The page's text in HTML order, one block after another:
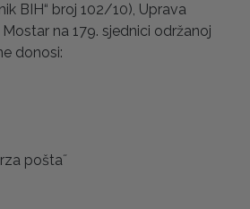
BIH“ broj 102/10), Uprava
na 179. sjednici održanoj
donosi:
pošta˝